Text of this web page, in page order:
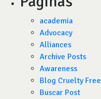
academia
Advocacy
Alliances
Archive Posts
Awareness
Blog Cruelty Free
Buscar Post